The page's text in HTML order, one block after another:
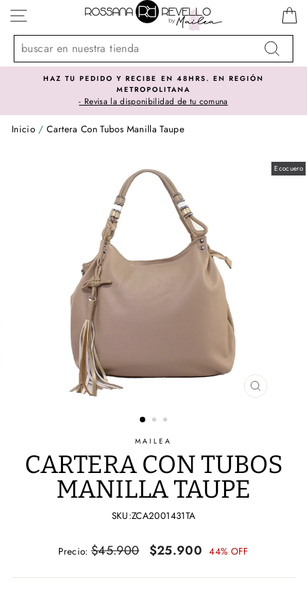
directamente
contenido
NAVEGACIÓN
Buscar
HAZ TU PEDIDO Y RECIBE EN 48HRS. EN REGIÓN
METROPOLITANA
- Revisa la disponibilidad de tu comuna
Inicio / Cartera Con Tubos Manilla Taupe
Ecocuero
CERRAR
MAILEA
CARTERA CON TUBOS
MANILLA TAUPE
SKU:ZCA2001431TA
Precio
Precio: $45.900
Precio
oferta
$25.900 44% OFF